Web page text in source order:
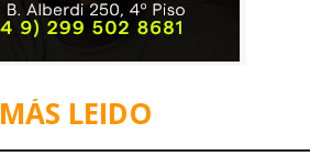
MÁS LEIDO